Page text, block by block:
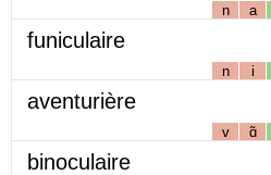
n a
funiculaire
n i
aventurière
v ɑ̃
binoculaire